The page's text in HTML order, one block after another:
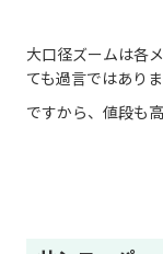
大口径ズームは各
ても過言ではありま
ですから、値段も